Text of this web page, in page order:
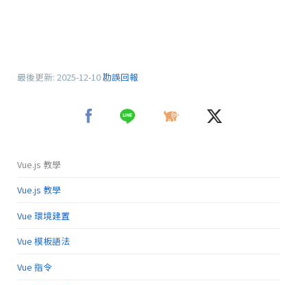
最後更新: 2025-12-10勘誤回報
Vue.js 教學
Vue.js 教學
Vue 環境建置
Vue 模板語法
Vue 指令